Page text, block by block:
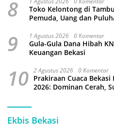
8
Toko Kelontong di
Pemuda, Uang dan
9 1 Agustus 2026 0 Komentar
Gula-Gula Dana Hibah
Keuangan Bekasi
10 2 Agustus 2026 0 Komentar
Prakiraan Cuaca
2026: Dominan Cerah,
Ekbis Bekasi